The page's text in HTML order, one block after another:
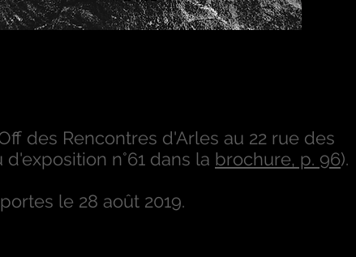
des Rencontres d'Arles au 22 rue des
n°61 dans la brochure, p. 96).
le 28 août 2019.